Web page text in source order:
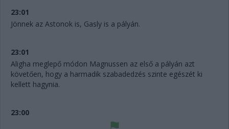
23:01
Jönnek az Astonok is, Gasly is a pályán.
23:01
Aligha meglepő módon Magnussen az első a pályán azt
követően, hogy a harmadik szabadedzés szinte egészét ki
kellett hagynia.
23:00